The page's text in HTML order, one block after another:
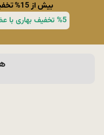
بیش از 15% تخفیف ویژه روی محصولات
%5 تخفیف بهاری با عضویت در کانال بله دکتر نایس